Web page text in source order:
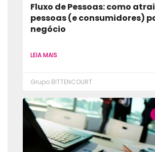
Fluxo de Pessoas: como
pessoas (e consumidores)
negócio
LEIA MAIS
Grupo BITTENCOURT